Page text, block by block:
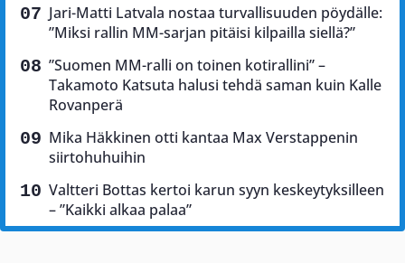
Jari-Matti Latvala nostaa turvallisuuden pöydälle:
”Miksi rallin MM-sarjan pitäisi kilpailla siellä?”
”Suomen MM-ralli on toinen kotirallini” –
Takamoto Katsuta halusi tehdä saman kuin Kalle
Rovanperä
Mika Häkkinen otti kantaa Max Verstappenin
siirtohuhuihin
Valtteri Bottas kertoi karun syyn keskeytyksilleen
– ”Kaikki alkaa palaa”